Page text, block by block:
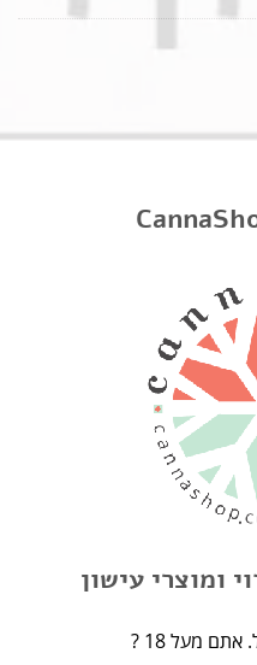
ומוצרי עישון
אתם מעל 18